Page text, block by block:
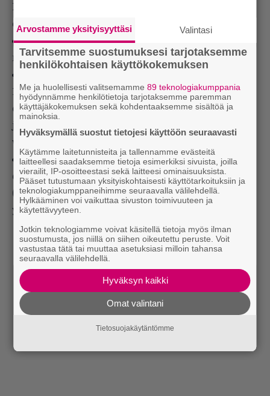
LaMotta
ohjaaja William Lustig.
Robert Z’Dar (1950–2015) toimi ennen
näyttelijäuraansa poliisina Chicagossa.
16) oli leikattu yli kolme minuuttia. Myös jatko-
osien videojulkaisut oli leikattuja. Suomessa
julkaistut blu-rayt ja dvd:t ovat leikkaamattomia
versioita.
Elokuvan jatko-osan suomenkielinen nimi oli
ensimmäisen osan tavoin erikseen kirjoitettu
(
Mielipuoli kyttä 2), mutta kolmas osa kirjoitettiin
yhteen:Mielipuolikyttä 3
Arvostamme yksityisyyttäsi Valintasi
Tarvitsemme suostumuksesi tarjotaksemme
henkilökohtaisen käyttökokemuksen
Me ja huolellisesti valitsemamme89 teknologiakumppania
hyödynnämme henkilötietoja tarjotaksemme paremman
käyttäjäkokemuksen sekä kohdentaaksemme sisältöä ja
mainoksia.
Hyväksymällä suostut tietojesi käyttöön seuraavasti
Käytämme laitetunnisteita ja tallennamme evästeitä
laitteellesi saadaksemme tietoja esimerkiksi sivuista, joilla
vierailit, IP-osoitteestasi sekä laitteesi ominaisuuksista.
Pääset tutustumaan yksityiskohtaisesti käyttötarkoituksiin ja
teknologiakumppaneihimme seuraavalla välilehdellä.
Hylkääminen voi vaikuttaa sivuston toimivuuteen ja
käytettävyyteen.
Jotkin teknologiamme voivat käsitellä tietoja myös ilman
suostumusta, jos niillä on siihen oikeutettu peruste. Voit
vastustaa tätä tai muuttaa asetuksiasi milloin tahansa
seuraavalla välilehdellä.
Hyväksyn kaikki
Omat valintani
Tietosuojakäytäntömme